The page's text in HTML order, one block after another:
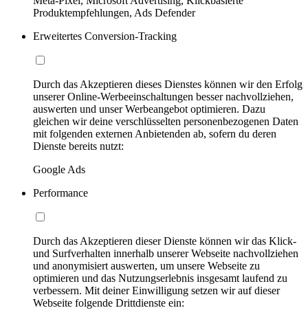
Produktempfehlungen, Ads Defender
Erweitertes Conversion-Tracking
Durch das Akzeptieren dieses Dienstes können wir den Erfolg
unserer Online-Werbeeinschaltungen besser nachvollziehen,
auswerten und unser Werbeangebot optimieren. Dazu
gleichen wir deine verschlüsselten personenbezogenen Daten
mit folgenden externen Anbietenden ab, sofern du deren
Dienste bereits nutzt:
Google Ads
Performance
Durch das Akzeptieren dieser Dienste können wir das Klick-
und Surfverhalten innerhalb unserer Webseite nachvollziehen
und anonymisiert auswerten, um unsere Webseite zu
optimieren und das Nutzungserlebnis insgesamt laufend zu
verbessern. Mit deiner Einwilligung setzen wir auf dieser
Webseite folgende Drittdienste ein: